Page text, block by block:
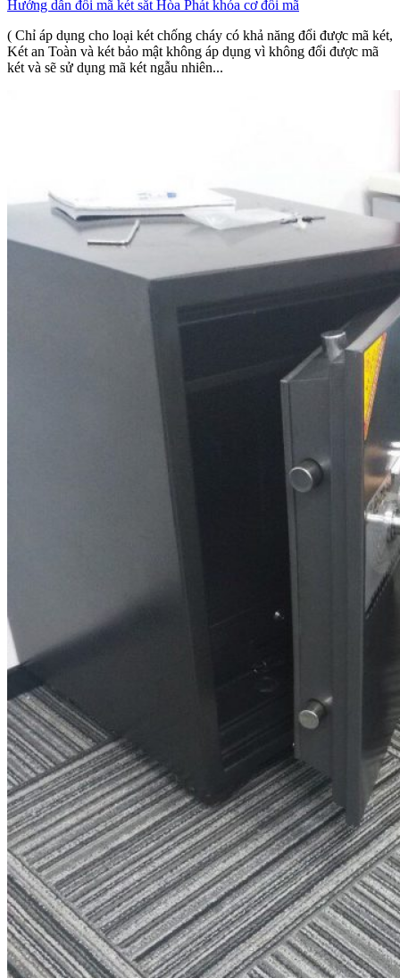
Hướng dẫn đổi mã két sắt Hòa Phát khóa cơ đổi mã
( Chỉ áp dụng cho loại két chống cháy có khả năng đổi được mã két,
Két an Toàn và két bảo mật không áp dụng vì không đổi được mã
két và sẽ sử dụng mã két ngẫu nhiên...